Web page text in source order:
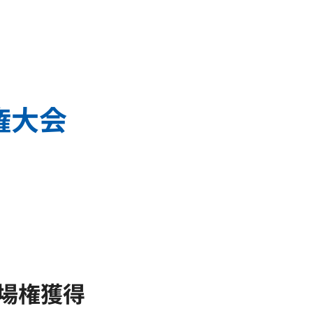
大会
権獲得